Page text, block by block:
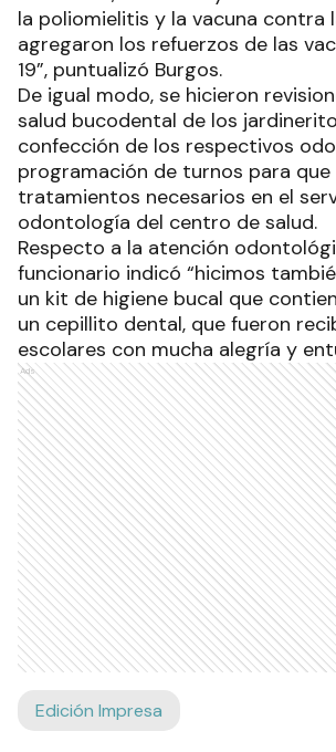
la poliomielitis y la vacuna contra
agregaron los refuerzos de las
19”, puntualizó Burgos.
De igual modo, se hicieron
salud bucodental de los
confección de los respectivos
programación de turnos para que
tratamientos necesarios en el
odontología del centro de salud.
Respecto a la atención
funcionario indicó “hicimos
un kit de higiene bucal que
un cepillito dental, que fueron
escolares con mucha alegría y
Ads
Edición Impresa